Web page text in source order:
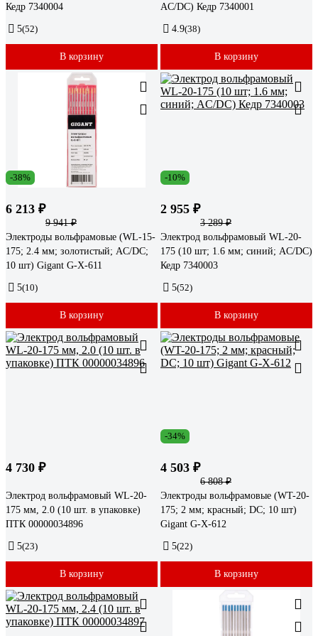
Кедр 7340004
5(52)
В корзину
AC/DC) Кедр 7340001
4.9(38)
В корзину
-38%
6 213 ₽
9 941 ₽
Электроды вольфрамовые (WL-15-
175; 2.4 мм; золотистый; AC/DC;
10 шт) Gigant G-X-611
5(10)
В корзину
-10%
2 955 ₽
3 289 ₽
Электрод вольфрамовый WL-20-
175 (10 шт; 1.6 мм; синий; AC/DC)
Кедр 7340003
5(52)
В корзину
4 730 ₽
Электрод вольфрамовый WL-20-
175 мм, 2.0 (10 шт. в упаковке)
ПТК 00000034896
5(23)
В корзину
-34%
4 503 ₽
6 808 ₽
Электроды вольфрамовые (WT-20-
175; 2 мм; красный; DC; 10 шт)
Gigant G-X-612
5(22)
В корзину